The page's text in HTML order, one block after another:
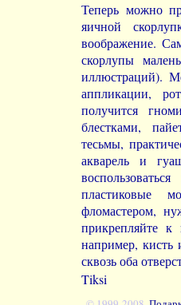
Теперь можно
яичной
воображение.
скорлупы
иллюстраций).
аппликации,
получится
блестками,
тесьмы,
акварель и
пластиковые
фломастером,
прикрепляйте
например, кисть
сквозь оба
Tiksi